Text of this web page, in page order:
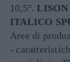
10,5°.
ITALICO
Aree di
-